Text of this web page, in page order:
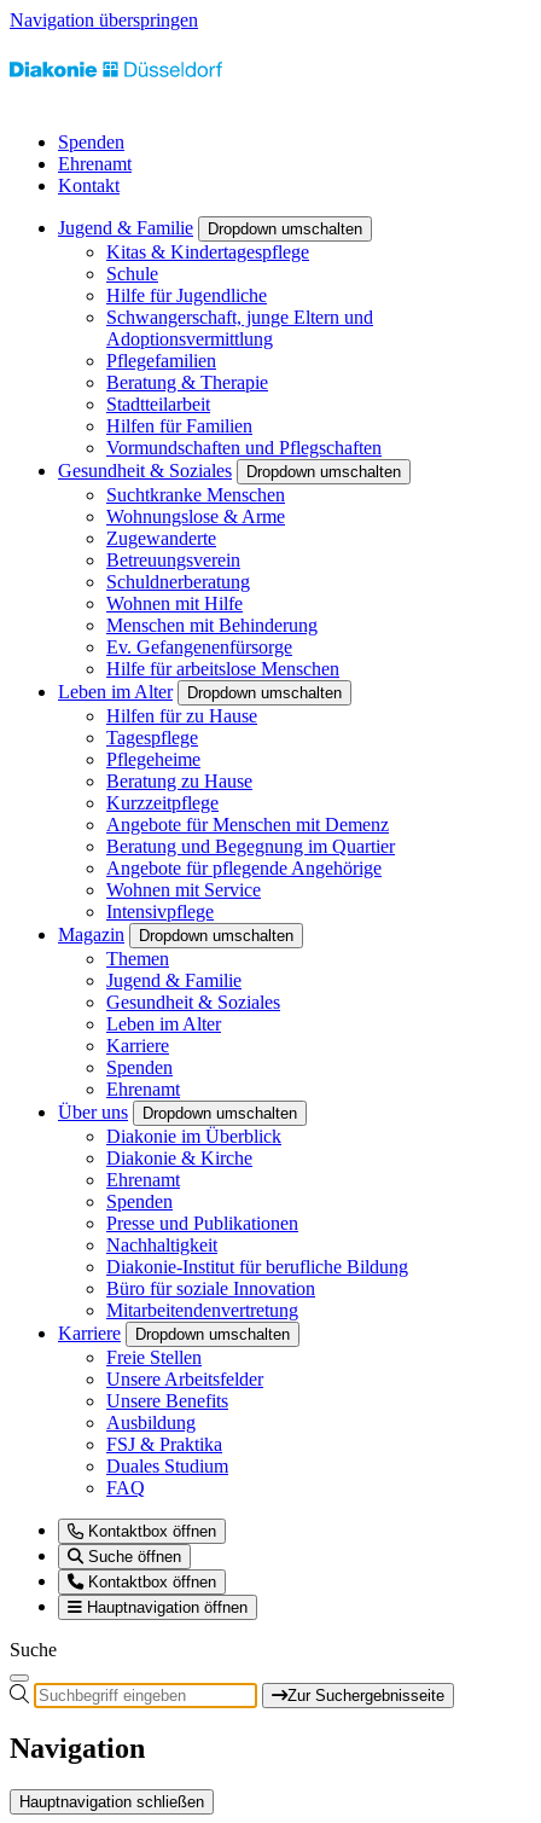
Navigation überspringen
Spenden
Ehrenamt
Kontakt
Jugend & Familie Dropdown umschalten
Kitas & Kindertagespflege
Schule
Hilfe für Jugendliche
Schwangerschaft, junge Eltern und
Adoptionsvermittlung
Pflegefamilien
Beratung & Therapie
Stadtteilarbeit
Hilfen für Familien
Vormundschaften und Pflegschaften
Gesundheit & Soziales
Dropdown umschalten
Suchtkranke Menschen
Wohnungslose & Arme
Zugewanderte
Betreuungsverein
Schuldnerberatung
Wohnen mit Hilfe
Menschen mit Behinderung
Ev. Gefangenenfürsorge
Hilfe für arbeitslose Menschen
Leben im Alter
Dropdown umschalten
Hilfen für zu Hause
Tagespflege
Pflegeheime
Beratung zu Hause
Kurzzeitpflege
Angebote für Menschen mit Demenz
Beratung und Begegnung im Quartier
Angebote für pflegende Angehörige
Wohnen mit Service
Intensivpflege
Magazin
Dropdown umschalten
Themen
Jugend & Familie
Gesundheit & Soziales
Leben im Alter
Karriere
Spenden
Ehrenamt
Über uns
Dropdown umschalten
Diakonie im Überblick
Diakonie & Kirche
Ehrenamt
Spenden
Presse und Publikationen
Nachhaltigkeit
Diakonie-Institut für berufliche Bildung
Büro für soziale Innovation
Mitarbeitendenvertretung
Karriere
Dropdown umschalten
Freie Stellen
Unsere Arbeitsfelder
Unsere Benefits
Ausbildung
FSJ & Praktika
Duales Studium
FAQ
Kontaktbox öffnen
Suche öffnen
Kontaktbox öffnen
Hauptnavigation öffnen
Suche
Zur Suchergebnisseite
Navigation
Hauptnavigation schließen